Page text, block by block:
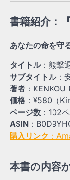
書籍紹介：
あなたの命を守
タイトル：熊撃
サブタイトル：
著者 ：KENKOU
価格 ：¥580（
ページ数 ：102
ASIN ：
購入リンク ：
本書の内容